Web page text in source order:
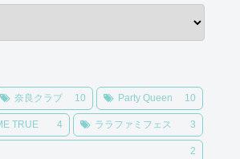
奈良クラブ 10 Party Queen 10
TRUE 4 ララファミフェス 3
2